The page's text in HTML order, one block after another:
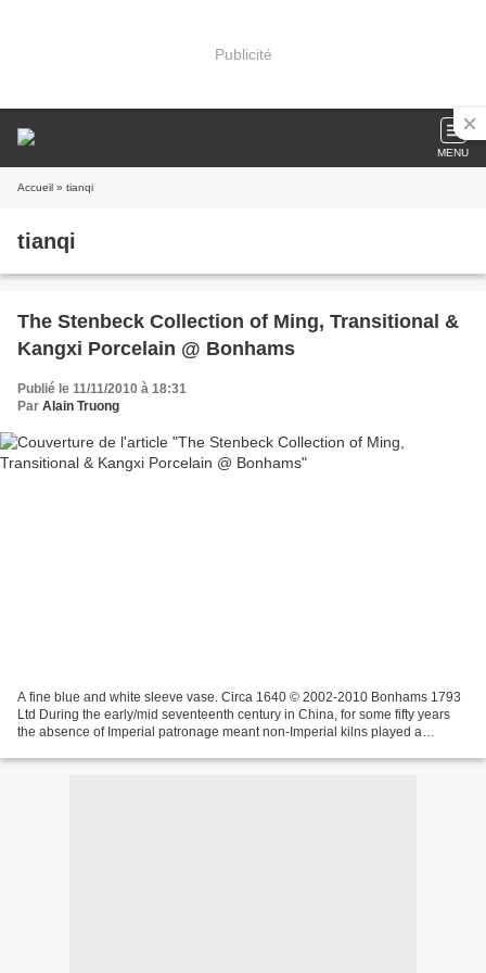
Publicité
MENU
Accueil » tianqi
tianqi
The Stenbeck Collection of Ming, Transitional &
Kangxi Porcelain @ Bonhams
Publié le 11/11/2010 à 18:31
Par Alain Truong
A fine blue and white sleeve vase. Circa 1640 © 2002-2010 Bonhams 1793
Ltd During the early/mid seventeenth century in China, for some fifty years
the absence of Imperial patronage meant non-Imperial kilns played a